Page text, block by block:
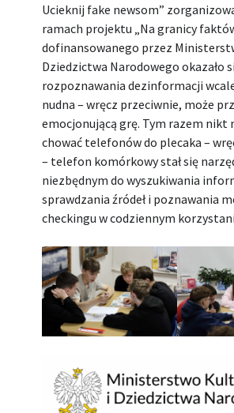
Ucieknij fake newsom”
ramach projektu „Na granicy
dofinansowanego przez
Dziedzictwa Narodowego okazało
rozpoznawania dezinformacji
nudna – wręcz przeciwnie, może
emocjonującą grę. Tym razem nikt
chować telefonów do plecaka –
– telefon komórkowy stał się
niezbędnym do wyszukiwania
sprawdzania źródeł i poznawania
checkingu w codziennym